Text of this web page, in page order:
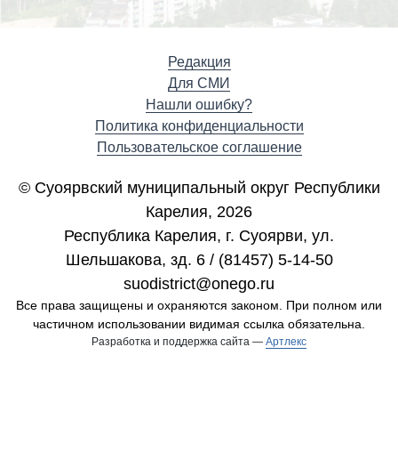
Редакция
Для СМИ
Нашли ошибку?
Политика конфиденциальности
Пользовательское соглашение
© Суоярвский муниципальный округ Республики
Карелия, 2026
Республика Карелия, г. Cуоярви, ул.
Шельшакова, зд. 6 / (81457) 5-14-50
suodistrict@onego.ru
Все права защищены и охраняются законом. При полном или
частичном использовании видимая ссылка обязательна.
Разработка и поддержка сайта — Артлекс